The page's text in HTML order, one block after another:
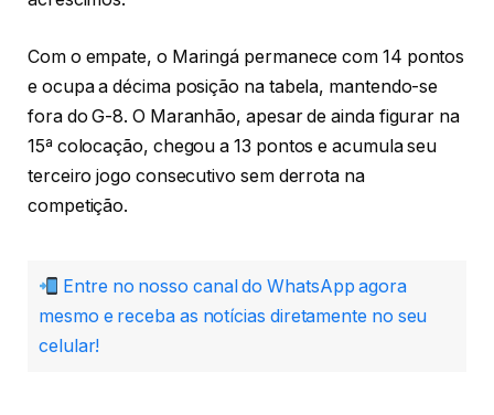
Com o empate, o Maringá permanece com 14 pontos
e ocupa a décima posição na tabela, mantendo-se
fora do G-8. O Maranhão, apesar de ainda figurar na
15ª colocação, chegou a 13 pontos e acumula seu
terceiro jogo consecutivo sem derrota na
competição.
Entre no nosso canal do WhatsApp agora
mesmo e receba as notícias diretamente no seu
celular!